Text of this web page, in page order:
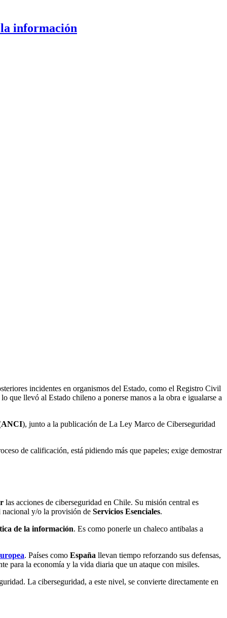
la información
incidentes en organismos del Estado, como el Registro Civil
que llevó al Estado chileno a ponerse manos a la obra e igualarse a
ANCI), junto a la publicación de La Ley Marco de Ciberseguridad
de calificación, está pidiendo más que papeles; exige demostrar
las acciones de ciberseguridad en Chile. Su misión central es
nacional y/o la provisión de Servicios Esenciales.
de la información. Es como ponerle un chaleco antibalas a
. Países como España llevan tiempo reforzando sus defensas,
para la economía y la vida diaria que un ataque con misiles.
La ciberseguridad, a este nivel, se convierte directamente en